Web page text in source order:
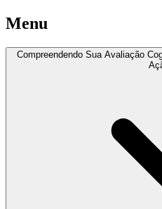
Menu
Compreendendo Sua Avaliação